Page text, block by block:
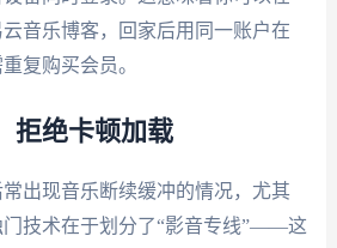
音乐博客，回家后用同一账户在
复购买会员。
拒绝卡顿加载
出现音乐断续缓冲的情况，尤其
门技术在于划分了“影音专线”——这